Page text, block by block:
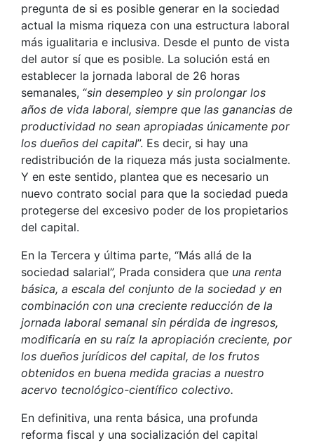
pregunta de si es posible generar en la sociedad
actual la misma riqueza con una estructura laboral
más igualitaria e inclusiva. Desde el punto de vista
del autor sí que es posible. La solución está en
establecer la jornada laboral de 26 horas
semanales, “sin desempleo y sin prolongar los
años de vida laboral, siempre que las ganancias de
productividad no sean apropiadas únicamente por
los dueños del capital”. Es decir, si hay una
redistribución de la riqueza más justa socialmente.
Y en este sentido, plantea que es necesario un
nuevo contrato social para que la sociedad pueda
protegerse del excesivo poder de los propietarios
del capital.
En la Tercera y última parte, “Más allá de la
sociedad salarial”, Prada considera que una renta
básica, a escala del conjunto de la sociedad y en
combinación con una creciente reducción de la
jornada laboral semanal sin pérdida de ingresos,
modificaría en su raíz la apropiación creciente, por
los dueños jurídicos del capital, de los frutos
obtenidos en buena medida gracias a nuestro
acervo tecnológico-científico colectivo.
En definitiva, una renta básica, una profunda
reforma fiscal y una socialización del capital